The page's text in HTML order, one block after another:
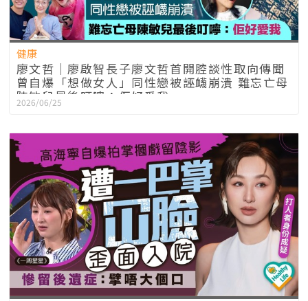
健康
廖文哲｜廖啟智長子廖文哲首開腔談性取向傳聞
曾自爆「想做女人」同性戀被誣衊崩潰 難忘亡母
陳敏兒最後叮嚀：佢好愛我
2026/06/25